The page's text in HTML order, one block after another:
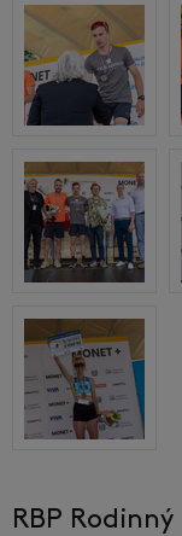
RBP Rodinný